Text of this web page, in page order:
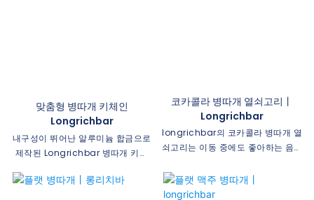
맞춤형 병따개 키체인
Longrichbar
내구성이 뛰어난 알루미늄 합금으로
제작된 Longrichbar 병따개 키체
원리를 사용합니다. 컬러풀하고 스타
코카콜라 병따개 열쇠고리丨
Longrichbar
longrichbar의 코카콜라 병따개 열
쇠고리는 이동 중에도 좋아하는 음료
액세서리입니다. 상징적인 코카콜라
로고가 특징인 이 내구성이 뛰어난